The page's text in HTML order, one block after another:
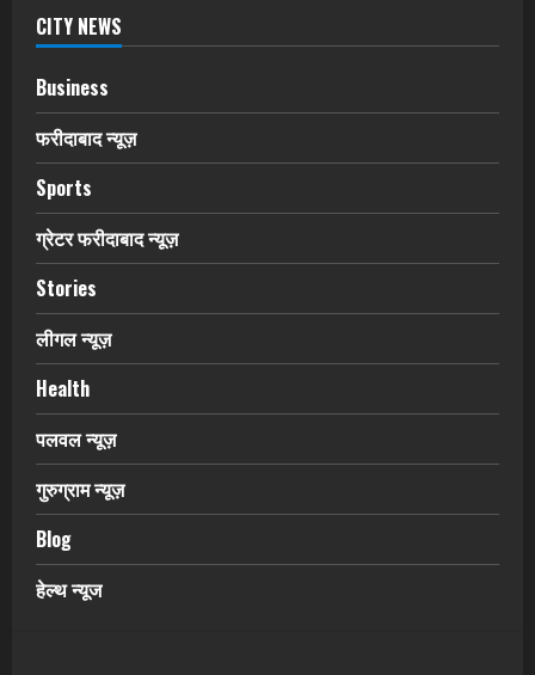
CITY NEWS
Business
फरीदाबाद न्यूज़
Sports
ग्रेटर फरीदाबाद न्यूज़
Stories
लीगल न्यूज़
Health
पलवल न्यूज़
गुरुग्राम न्यूज़
Blog
हेल्थ न्यूज